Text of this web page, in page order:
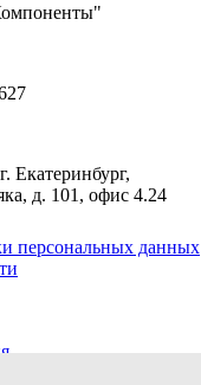
Екатеринбург,
д. 101, офис 4.24
персональных данных